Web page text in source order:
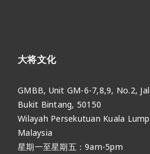
大将文化
GMBB, Unit GM-6-7,8,9, No.2,
Bukit Bintang, 50150
Wilayah Persekutuan Kuala
Malaysia
星期一至星期五：9am-5pm